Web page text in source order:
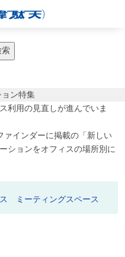
索
利用の見直しが進んでいま
ァインダーに掲載の「新しい
ションをオフィスの場所別に
ミーティングスペース